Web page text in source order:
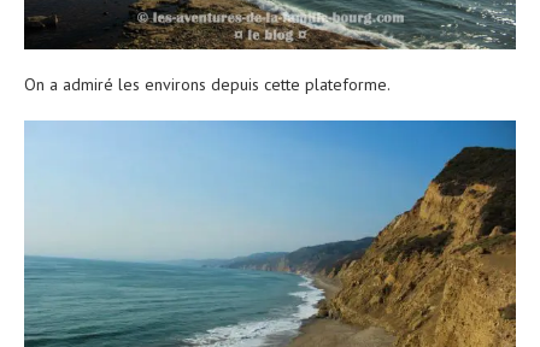
On a admiré les environs depuis cette plateforme.